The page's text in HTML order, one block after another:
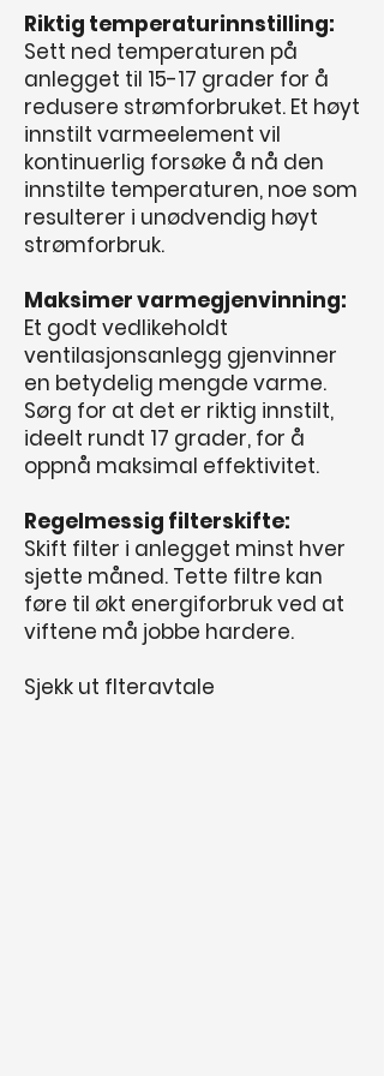
Riktig temperaturinnstilling:
Sett ned temperaturen på
anlegget til 15-17 grader for å
redusere strømforbruket. Et høyt
innstilt varmeelement vil
kontinuerlig forsøke å nå den
innstilte temperaturen, noe som
resulterer i unødvendig høyt
strømforbruk.
Maksimer varmegjenvinning:
Et godt vedlikeholdt
ventilasjonsanlegg gjenvinner
en betydelig mengde varme.
Sørg for at det er riktig innstilt,
ideelt rundt 17 grader, for å
oppnå maksimal effektivitet.
Regelmessig filterskifte:
Skift filter i anlegget minst hver
sjette måned. Tette filtre kan
føre til økt energiforbruk ved at
viftene må jobbe hardere.
Sjekk ut flteravtale